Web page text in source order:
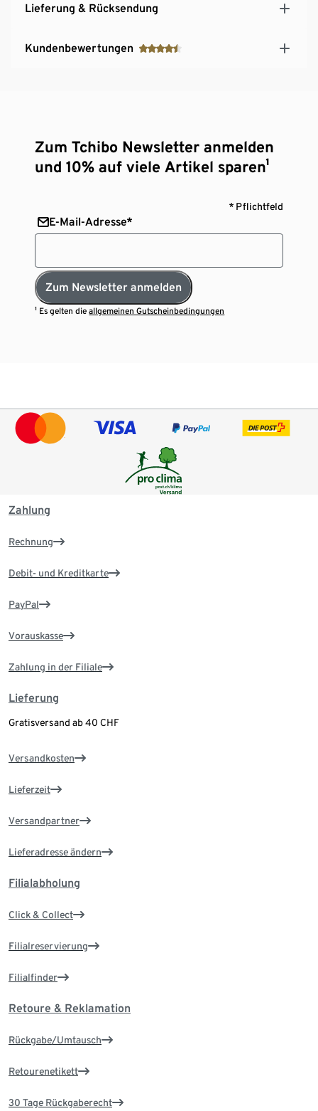
Lieferung & Rücksendung
Kundenbewertungen
Zum Tchibo Newsletter anmelden
und 10% auf viele Artikel sparen¹
* Pflichtfeld
E-Mail-Adresse*
Zum Newsletter anmelden
¹ Es gelten dieallgemeinen Gutscheinbedingungen
Zahlung
Rechnung
Debit- und Kreditkarte
PayPal
Vorauskasse
Zahlung in der Filiale
Lieferung
Gratisversand ab 40 CHF
Versandkosten
Lieferzeit
Versandpartner
Lieferadresse ändern
Filialabholung
Click & Collect
Filialreservierung
Filialfinder
Retoure & Reklamation
Rückgabe/Umtausch
Retourenetikett
30 Tage Rückgaberecht